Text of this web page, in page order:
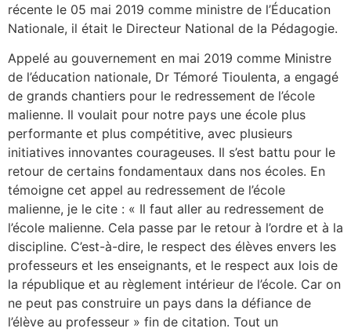
récente le 05 mai 2019 comme ministre de l’Éducation
Nationale, il était le Directeur National de la Pédagogie.
Appelé au gouvernement en mai 2019 comme Ministre
de l’éducation nationale, Dr Témoré Tioulenta, a engagé
de grands chantiers pour le redressement de l’école
malienne. Il voulait pour notre pays une école plus
performante et plus compétitive, avec plusieurs
initiatives innovantes courageuses. Il s’est battu pour le
retour de certains fondamentaux dans nos écoles. En
témoigne cet appel au redressement de l’école
malienne, je le cite : « Il faut aller au redressement de
l’école malienne. Cela passe par le retour à l’ordre et à la
discipline. C’est-à-dire, le respect des élèves envers les
professeurs et les enseignants, et le respect aux lois de
la république et au règlement intérieur de l’école. Car on
ne peut pas construire un pays dans la défiance de
l’élève au professeur » fin de citation. Tout un